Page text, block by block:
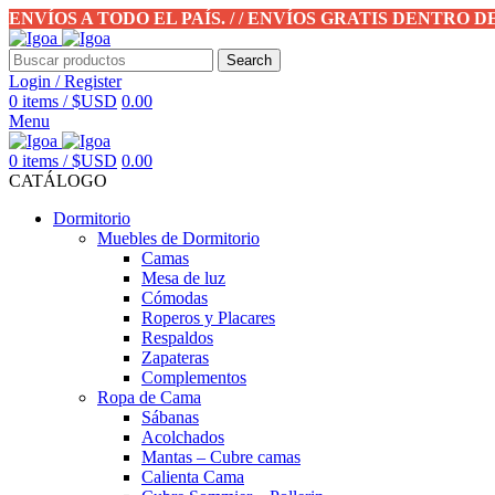
ENVÍOS A TODO EL PAÍS. / / ENVÍOS GRATIS DENTRO
Search
Login / Register
0 items / $USD 0.00
Menu
0 items / $USD 0.00
CATÁLOGO
Dormitorio
Muebles de Dormitorio
Camas
Mesa de luz
Cómodas
Roperos y Placares
Respaldos
Zapateras
Complementos
Ropa de Cama
Sábanas
Acolchados
Mantas – Cubre camas
Calienta Cama